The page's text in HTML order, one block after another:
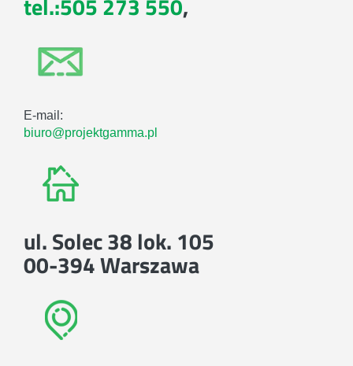
tel.:505 273 550,
E-mail:
biuro@projektgamma.pl
ul. Solec 38 lok. 105
00-394 Warszawa